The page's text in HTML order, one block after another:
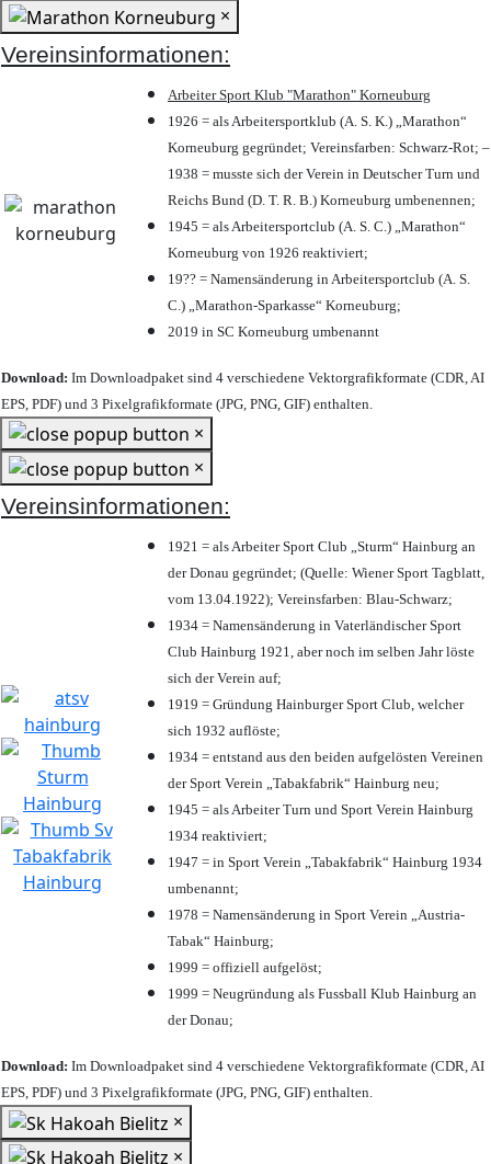
×
Vereinsinformationen:
Arbeiter Sport Klub "Marathon" Korneuburg
1926 = als Arbeitersportklub (A. S. K.) „Marathon“
Korneuburg gegründet; Vereinsfarben: Schwarz-Rot; –
1938 = musste sich der Verein in Deutscher Turn und
Reichs Bund (D. T. R. B.) Korneuburg umbenennen;
1945 = als Arbeitersportclub (A. S. C.) „Marathon“
Korneuburg von 1926 reaktiviert;
19?? = Namensänderung in Arbeitersportclub (A. S.
C.) „Marathon-Sparkasse“ Korneuburg;
2019 in SC Korneuburg umbenannt
Download: Im Downloadpaket sind 4 verschiedene Vektorgrafikformate (CDR, AI
EPS, PDF) und 3 Pixelgrafikformate (JPG, PNG, GIF) enthalten.
×
×
Vereinsinformationen:
1921 = als Arbeiter Sport Club „Sturm“ Hainburg an
der Donau gegründet; (Quelle: Wiener Sport Tagblatt,
vom 13.04.1922); Vereinsfarben: Blau-Schwarz;
1934 = Namensänderung in Vaterländischer Sport
Club Hainburg 1921, aber noch im selben Jahr löste
sich der Verein auf;
1919 = Gründung Hainburger Sport Club, welcher
sich 1932 auflöste;
1934 = entstand aus den beiden aufgelösten Vereinen
der Sport Verein „Tabakfabrik“ Hainburg neu;
1945 = als Arbeiter Turn und Sport Verein Hainburg
1934 reaktiviert;
1947 = in Sport Verein „Tabakfabrik“ Hainburg 1934
umbenannt;
1978 = Namensänderung in Sport Verein „Austria-
Tabak“ Hainburg;
1999 = offiziell aufgelöst;
1999 = Neugründung als Fussball Klub Hainburg an
der Donau;
Download: Im Downloadpaket sind 4 verschiedene Vektorgrafikformate (CDR, AI
EPS, PDF) und 3 Pixelgrafikformate (JPG, PNG, GIF) enthalten.
×
×